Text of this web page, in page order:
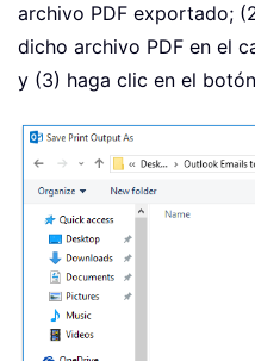
archivo PDF exportado;
dicho archivo PDF en el
y (3) haga clic en el